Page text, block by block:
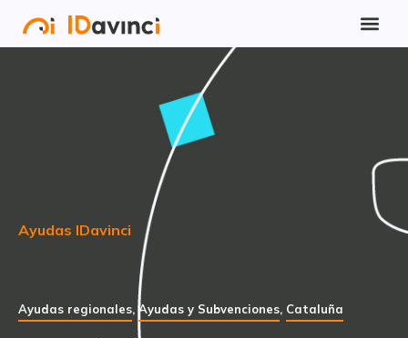
Ayudas IDavinci
Ayudas regionales,Ayudas y Subvenciones, Cataluña